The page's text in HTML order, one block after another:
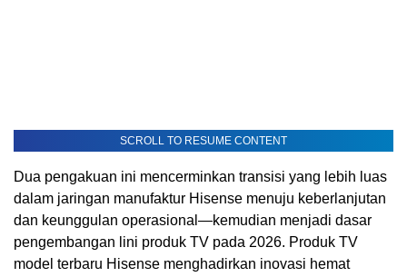
SCROLL TO RESUME CONTENT
Dua pengakuan ini mencerminkan transisi yang lebih luas
dalam jaringan manufaktur Hisense menuju keberlanjutan
dan keunggulan operasional—kemudian menjadi dasar
pengembangan lini produk TV pada 2026. Produk TV
model terbaru Hisense menghadirkan inovasi hemat